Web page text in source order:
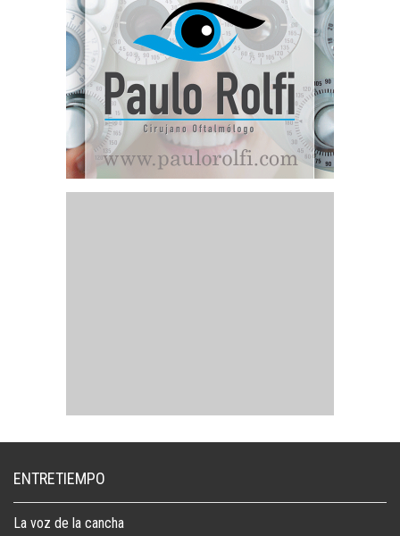
ENTRETIEMPO
La voz de la cancha